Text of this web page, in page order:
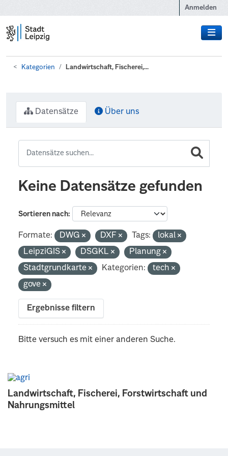
Anmelden
Kategorien Landwirtschaft, Fischerei,...
Landwirtschaft, Fischerei, Forstwirtschaft und
Nahrungsmittel
Datensätze Über uns
Keine Datensätze gefunden
Sortieren nach
Formate: DWG DXF Tags:
lokal
LeipziGIS
DSGKL
Planung
Stadtgrundkarte
Kategorien:
tech
gove
Ergebnisse filtern
Bitte versuch es mit einer anderen Suche.